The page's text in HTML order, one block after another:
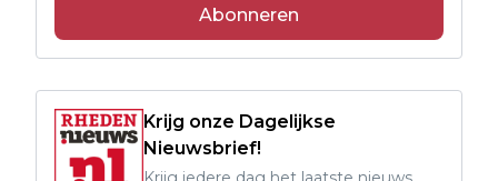
Abonneren
Krijg onze Dagelijkse
Nieuwsbrief!